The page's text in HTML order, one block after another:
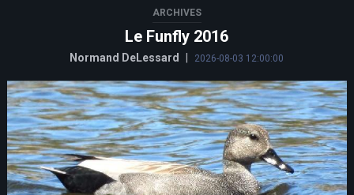
ARCHIVES
Le Funfly 2016
Normand DeLessard | 2026-08-03 12:00:00